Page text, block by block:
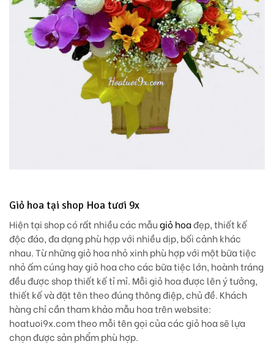
Giỏ hoa tại shop Hoa tươi 9x
Hiện tại shop có rất nhiều các mẫugiỏ hoađẹp, thiết kế
độc đáo, đa dạng phù hợp với nhiều dịp, bối cảnh khác
nhau. Từ những giỏ hoa nhỏ xinh phù hợp với một bữa tiệc
nhỏ ấm cúng hay giỏ hoa cho các bữa tiệc lớn, hoành tráng
đều được shop thiết kế tỉ mỉ. Mỗi giỏ hoa được lên ý tưởng,
thiết kế và đặt tên theo đúng thông điệp, chủ đề. Khách
hàng chỉ cần tham khảo mẫu hoa trên website:
hoatuoi9x.com theo mỗi tên gọi của các giỏ hoa sẽ lựa
chọn được sản phẩm phù hợp.